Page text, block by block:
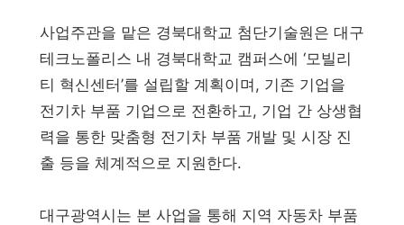
사업주관을 맡은 경북대학교 첨단기술원은 대구
테크노폴리스 내 경북대학교 캠퍼스에 ‘모빌리
티 혁신센터’를 설립할 계획이며, 기존 기업을
전기차 부품 기업으로 전환하고, 기업 간 상생협
력을 통한 맞춤형 전기차 부품 개발 및 시장 진
출 등을 체계적으로 지원한다.
대구광역시는 본 사업을 통해 지역 자동차 부품